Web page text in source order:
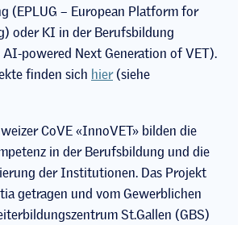
(EPLUG – European Platform for
oder KI in der Berufsbildung
powered Next Generation of VET).
finden sich hier(siehe
CoVE «InnoVET» bilden die
in der Berufsbildung und die
der Institutionen. Das Projekt
getragen und vom Gewerblichen
St.Gallen (GBS)